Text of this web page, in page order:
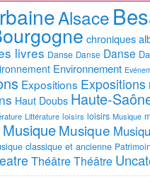
Alsace
chroniques
livres Danse Danse Danse
Environnement
Expositions Expositions
Haut Doubs Haute-
Littérature loisirs loisirs Musique
MusiqueMusique
classique et ancienne
ThéâtreThéâtre